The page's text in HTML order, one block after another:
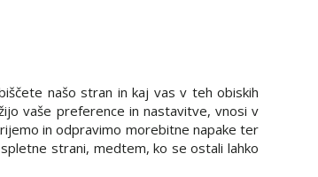
našo stran in kaj vas v teh obiskih
vaše preference in nastavitve, vnosi v
in odpravimo morebitne napake ter
strani, medtem, ko se ostali lahko